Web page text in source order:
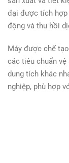
đại được tích hợp
động và thu hồi
Máy được chế
các tiêu chuẩn
dung tích khác
nghiệp, phù hợp